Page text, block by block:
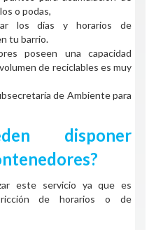
o podas,
los días y horarios de
tu barrio.
poseen una capacidad
de reciclables es muy
de Ambiente para
disponer
este servicio ya que es
de horarios o de